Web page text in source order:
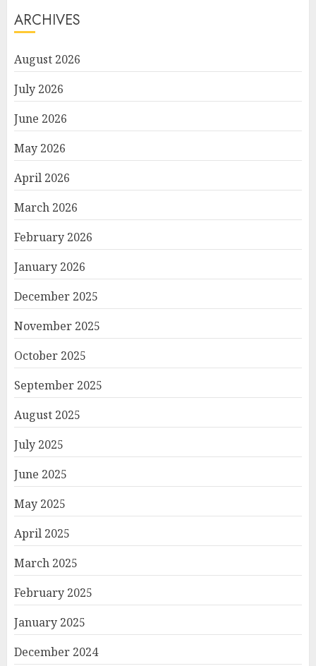
ARCHIVES
August 2026
July 2026
June 2026
May 2026
April 2026
March 2026
February 2026
January 2026
December 2025
November 2025
October 2025
September 2025
August 2025
July 2025
June 2025
May 2025
April 2025
March 2025
February 2025
January 2025
December 2024